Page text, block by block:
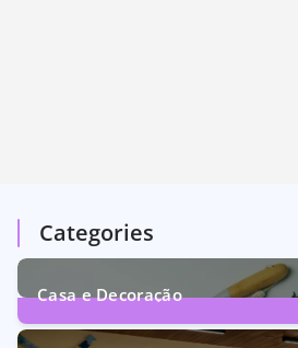
Categories
Casa e Decoração
1Post